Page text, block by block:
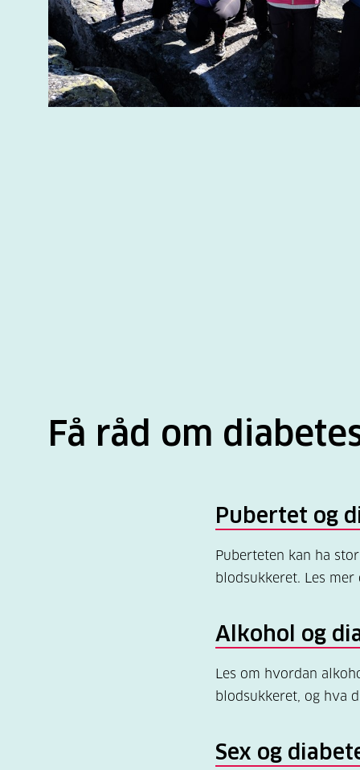
Få råd om
Pubertet og
Puberteten kan ha
blodsukkeret. Les mer
Alkohol og
Les om hvordan
blodsukkeret, og hva
Sex og